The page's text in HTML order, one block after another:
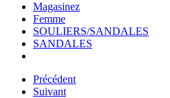
Magasinez
Femme
SOULIERS/SANDALES
SANDALES
Précédent
Suivant